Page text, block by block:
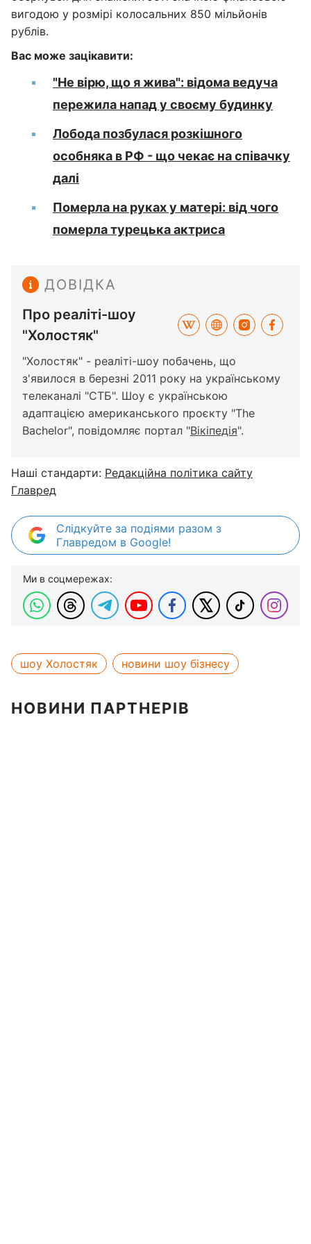
вигодою у розмірі колосальних 850 мільйонів
рублів.
Вас може зацікавити:
"Не вірю, що я жива": відома ведуча
пережила напад у своєму будинку
Лобода позбулася розкішного
особняка в РФ - що чекає на співачку
далі
Померла на руках у матері: від чого
померла турецька актриса
ДОВІДКА
Про реаліті-шоу
"Холостяк"
"Холостяк" - реаліті-шоу побачень, що
з'явилося в березні 2011 року на українському
телеканалі "СТБ". Шоу є українською
адаптацією американського проєкту "The
Bachelor", повідомляє портал "Вікіпедія".
Наші стандарти: Редакційна політика сайту
Главред
Слідкуйте за подіями разом з
Главредом в Google!
Ми в соцмережах:
шоу Холостяк новини шоу бізнесу
НОВИНИ ПАРТНЕРІВ